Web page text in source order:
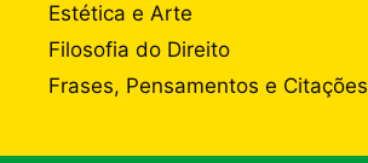
Estética e Arte
Filosofia do Direito
Frases, Pensamentos e Citações